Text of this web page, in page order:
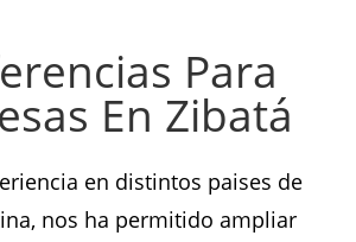
Para
En Zibatá
en distintos paises de
nos ha permitido ampliar